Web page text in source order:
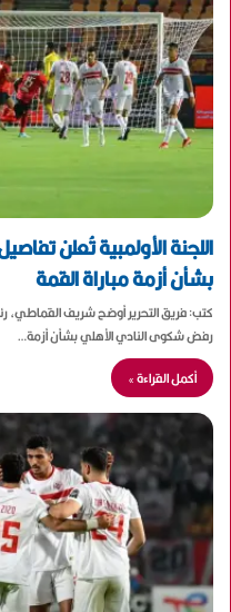
اللجنة الأولمبية تُعلن
بشأن أزمة مباراة القمة
كتب: فريق التحرير أوضح شريف القماطي،
رفض شكوى النادي الأهلي بشأن أزمة…
أكمل القراءة »